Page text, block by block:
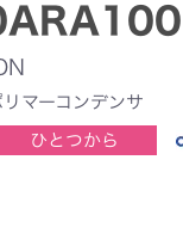
マーコンデンサ
ひとつから